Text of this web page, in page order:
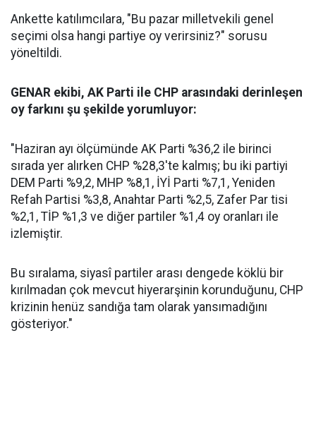
Ankette katılımcılara, "Bu pazar milletvekili genel
seçimi olsa hangi partiye oy verirsiniz?" sorusu
yöneltildi.
GENAR ekibi, AK Parti ile CHP arasındaki derinleşen
oy farkını şu şekilde yorumluyor:
"Haziran ayı ölçümünde AK Parti %36,2 ile birinci
sırada yer alırken CHP %28,3'te kalmış; bu iki partiyi
DEM Parti %9,2, MHP %8,1, İYİ Parti %7,1, Yeniden
Refah Partisi %3,8, Anahtar Parti %2,5, Zafer Par tisi
%2,1, TİP %1,3 ve diğer partiler %1,4 oy oranları ile
izlemiştir.
Bu sıralama, siyasî partiler arası dengede köklü bir
kırılmadan çok mevcut hiyerarşinin korunduğunu, CHP
krizinin henüz sandığa tam olarak yansımadığını
gösteriyor."